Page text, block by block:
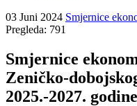
03 Juni 2024 Smjernice
Pregleda: 791
Smjernice
Zeničko-
2025.-2027. godine